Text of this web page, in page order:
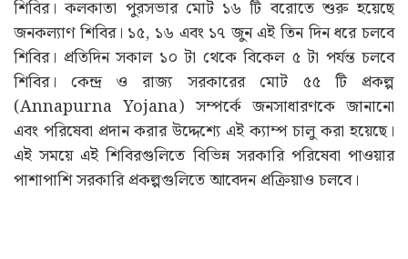
শিবির। কলকাতা পুরসভার মোট ১৬ টি বরোতে শুরু হয়েছে
জনকল্যাণ শিবির। ১৫, ১৬ এবং ১৭ জুন এই তিন দিন ধরে চলবে
শিবির। প্রতিদিন সকাল ১০ টা থেকে বিকেল ৫ টা পর্যন্ত চলবে
শিবির। কেন্দ্র ও রাজ্য সরকারের মোট ৫৫ টি প্রকল্প
(Annapurna Yojana) সম্পর্কে জনসাধারণকে জানানো
এবং পরিষেবা প্রদান করার উদ্দেশ্যে এই ক্যাম্প চালু করা হয়েছে।
এই সময়ে এই শিবিরগুলিতে বিভিন্ন সরকারি পরিষেবা পাওয়ার
পাশাপাশি সরকারি প্রকল্পগুলিতে আবেদন প্রক্রিয়াও চলবে।